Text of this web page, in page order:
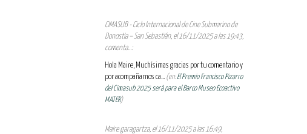
CIMASUB - Ciclo Internacional de Cine Submarino de
Donostia – San Sebastián, el 16/11/2025 a las 19:43,
comenta...:
Hola Maire, Muchísimas gracias por tu comentario y
por acompañarnos ca... (en:El Premio Francisco Pizarro
del Cimasub 2025 será para el Barco Museo Ecoactivo
MATER)
Maire garagartza, el 16/11/2025 a las 16:49,